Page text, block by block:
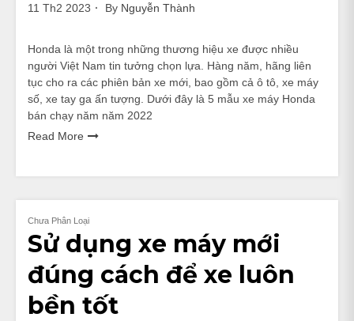
11 Th2 2023 By Nguyễn Thành
Honda là một trong những thương hiệu xe được nhiều
người Việt Nam tin tưởng chọn lựa. Hàng năm, hãng liên
tục cho ra các phiên bản xe mới, bao gồm cả ô tô, xe máy
số, xe tay ga ấn tượng. Dưới đây là 5 mẫu xe máy Honda
bán chạy năm năm 2022
Read More
Chưa Phân Loại
Sử dụng xe máy mới
đúng cách để xe luôn
bền tốt